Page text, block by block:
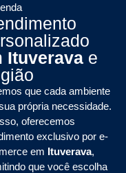
Ituverava e
que cada ambiente
própria necessidade.
oferecemos
exclusivo por e-
em Ituverava,
que você escolha